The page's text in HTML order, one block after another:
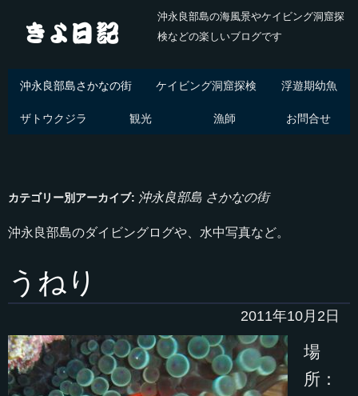
沖永良部島の海風景やケイビング洞窟探
検などの楽しいブログです
沖永良部島さかなの街 ケイビング洞窟探検 浮遊期幼魚
ザトウクジラ 観光 漁師 お問合せ
カテゴリー別アーカイブ: 沖永良部島 さかなの街
沖永良部島のダイビングログや、水中写真など。
うねり
2011年10月2日
場
所：